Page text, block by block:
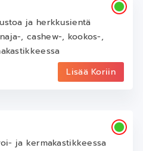
ja herkkusientä
, cashew-, kookos-,
Lisää Koriin
ja kermakastikkeessa